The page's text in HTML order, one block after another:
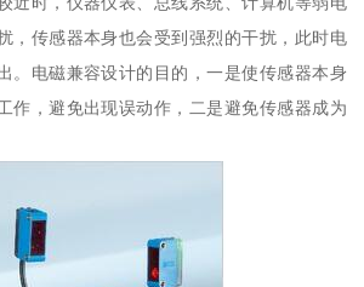
，传感器本身也会受到强烈的干扰，此时电
。电磁兼容设计的目的，一是使传感器本身
作，避免出现误动作，二是避免传感器成为